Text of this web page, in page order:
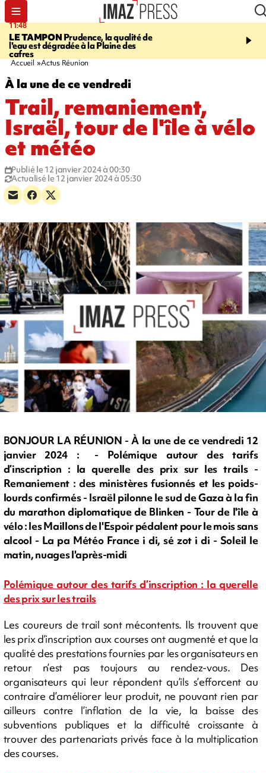
11:48
LE TAMPON Prudence, la qualité de
l'eau est dégradée à la Plaine des
cafres
12:48
Cap Lahoussaye du 10
Accueil Actus Réunion
À la une de ce vendredi
Trail, remaniement,
Israël, tour de l'île à vélo
et météo
Publié le 12 janvier 2024 à 00:30
Actualisé le 12 janvier 2024 à 05:30
BONJOUR LA RÉUNION - À la une de ce vendredi 12
janvier 2024 : - Polémique autour des tarifs
d’inscription : la querelle des prix sur les trails -
Remaniement : des ministères fusionnés et les poids-
lourds confirmés - Israël pilonne le sud de Gaza à la fin
du marathon diplomatique de Blinken - Tour de l'île à
vélo : les Maillons de l'Espoir pédalent pour le mois sans
alcool - La pa Météo France i di, sé zot i di - Soleil le
matin, nuages l'après-midi
Polémique autour des tarifs d’inscription : la querelle
des prix sur les trails
Les coureurs de trail sont mécontents. Ils trouvent que
les prix d’inscription aux courses ont augmenté et que la
qualité des prestations fournies par les organisateurs en
retour n’est pas toujours au rendez-vous. Des
organisateurs qui leur répondent qu’ils s’efforcent au
contraire d’améliorer leur produit, ne pouvant rien par
ailleurs contre l’inflation de la vie, la baisse des
subventions publiques et la difficulté croissante à
trouver des partenariats privés face à la multiplication
des courses.